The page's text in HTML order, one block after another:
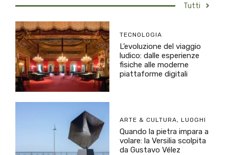
Tutti
TECNOLOGIA
L’evoluzione del viaggio
ludico: dalle esperienze
fisiche alle moderne
piattaforme digitali
ARTE & CULTURA, LUOGHI
Quando la pietra impara a
volare: la Versilia scolpita
da Gustavo Vélez